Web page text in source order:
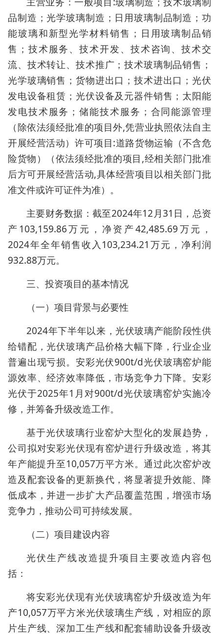
品制造；光学玻璃制造；日用玻璃制品制造；功
能玻璃和新型光学材料销售；日用玻璃制品销
售；技术服务、技术开发、技术咨询、技术交
流、技术转让、技术推广；技术玻璃制品销售；
光学玻璃销售；货物进出口；技术进出口；光伏
发电设备租赁；光伏设备及元器件销售；太阳能
发电技术服务；储能技术服务；合同能源管理
（除依法须经批准的项目外,凭营业执照依法自主
开展经营活动）许可项目:道路货物运输（不含危
险货物）（依法须经批准的项目,经相关部门批准
后方可开展经营活动,具体经营项目以相关部门批
准文件或许可证件为准）。
主要财务数据：截至2024年12月31日，总资
产103,159.86万元，净资产42,485.69万元，
2024年全年销售收入103,234.21万元，净利润
932.88万元。
三、投资项目的基本情况
（一）项目背景与必要性
2024年下半年以来，光伏玻璃产能阶段性供
给错配，光伏玻璃产品价格大幅下降，行业企业
普遍出现亏损。安彩光伏900t/d光伏玻璃窑炉能
源效率、经济效率降低，市场竞争力下降。安彩
光伏于2025年1月对900t/d光伏玻璃窑炉实施冷
修，并筹备升级改造工作。
基于光伏玻璃行业窑炉大型化的发展趋势，
公司拟对安彩光伏现有窑炉进行升级改造，将其
年产能提升至10,057万平方米。通过此次窑炉改
造及配套设备的更新换代，将显著提升效能、降
低成本，并进一步扩大产品覆盖范围，增强市场
竞争力，推动公司可持续发展。
（二）项目建设内容
光伏生产线改造提升项目主要改造内容包
括：
将安彩光伏现有光伏玻璃窑炉升级改造为年
产10,057万平方米光伏玻璃生产线，对相应的原
片生产线、深加工生产线和配套辅助设备升级改